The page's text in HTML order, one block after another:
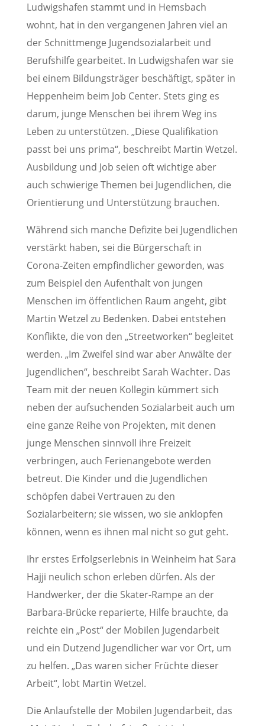
Ludwigshafen stammt und in Hemsbach
wohnt, hat in den vergangenen Jahren viel an
der Schnittmenge Jugendsozialarbeit und
Berufshilfe gearbeitet. In Ludwigshafen war sie
bei einem Bildungsträger beschäftigt, später in
Heppenheim beim Job Center. Stets ging es
darum, junge Menschen bei ihrem Weg ins
Leben zu unterstützen. „Diese Qualifikation
passt bei uns prima“, beschreibt Martin Wetzel.
Ausbildung und Job seien oft wichtige aber
auch schwierige Themen bei Jugendlichen, die
Orientierung und Unterstützung brauchen.
Während sich manche Defizite bei Jugendlichen
verstärkt haben, sei die Bürgerschaft in
Corona-Zeiten empfindlicher geworden, was
zum Beispiel den Aufenthalt von jungen
Menschen im öffentlichen Raum angeht, gibt
Martin Wetzel zu Bedenken. Dabei entstehen
Konflikte, die von den „Streetworken“ begleitet
werden. „Im Zweifel sind war aber Anwälte der
Jugendlichen“, beschreibt Sarah Wachter. Das
Team mit der neuen Kollegin kümmert sich
neben der aufsuchenden Sozialarbeit auch um
eine ganze Reihe von Projekten, mit denen
junge Menschen sinnvoll ihre Freizeit
verbringen, auch Ferienangebote werden
betreut. Die Kinder und die Jugendlichen
schöpfen dabei Vertrauen zu den
Sozialarbeitern; sie wissen, wo sie anklopfen
können, wenn es ihnen mal nicht so gut geht.
Ihr erstes Erfolgserlebnis in Weinheim hat Sara
Hajji neulich schon erleben dürfen. Als der
Handwerker, der die Skater-Rampe an der
Barbara-Brücke reparierte, Hilfe brauchte, da
reichte ein „Post“ der Mobilen Jugendarbeit
und ein Dutzend Jugendlicher war vor Ort, um
zu helfen. „Das waren sicher Früchte dieser
Arbeit“, lobt Martin Wetzel.
Die Anlaufstelle der Mobilen Jugendarbeit, das